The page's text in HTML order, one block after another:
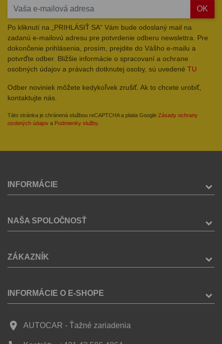
OK
Po kliknutí na „PRIHLÁSIŤ SA“ Vám bude odoslaný mail na
zadanú e-mailovú adresu pre potvrdenie odberu newslettra. Pre
dokončenie prihlásenia, prosím, prejdite do Vášho e-mailu a
potvrďte odber. Bližšie informácie o spracovaní a ochrane
osobných údajov a právach dotknutej osoby, sú uvedené TU
Odber noviniek môžete kedykoľvek zrušiť. Ak to chcete urobiť,
kontaktujte nás.
Táto stránka je chránená službou reCAPTCHA a platia Google Zásady ochrany
osobných údajov a Podmienky služby.
INFORMÁCIE
NAŠA SPOLOČNOSŤ
ZÁKAZNÍK
INFORMÁCIE O E-SHOPE
place AUTOCAR - Ťažné zariadenia